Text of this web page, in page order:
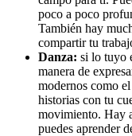
poco a poco
También hay
compartir tu
Danza: si lo tuyo
manera de
modernos como
historias con tu
movimiento. Hay
puedes aprender